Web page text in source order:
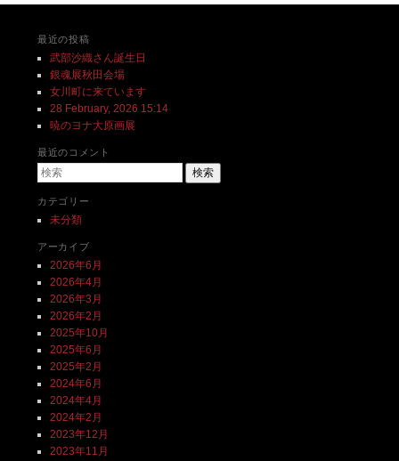
最近の投稿
武部沙織さん誕生日
銀魂展秋田会場
女川町に来ています
28 February, 2026 15:14
暁のヨナ大原画展
最近のコメント
検索
カテゴリー
未分類
アーカイブ
2026年6月
2026年4月
2026年3月
2026年2月
2025年10月
2025年6月
2025年2月
2024年6月
2024年4月
2024年2月
2023年12月
2023年11月